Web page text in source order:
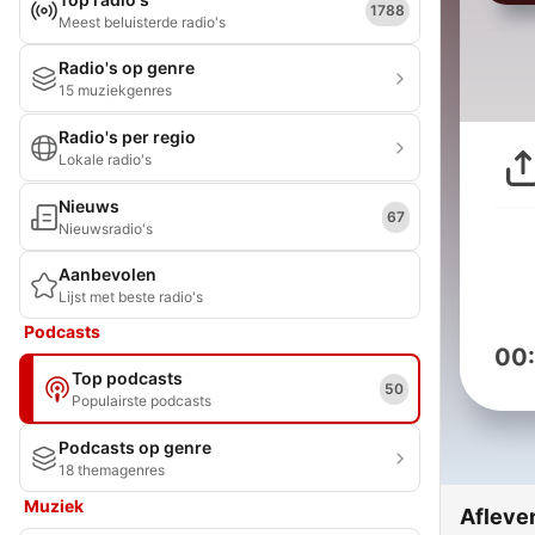
Meest beluisterde radio's
1788
Radio's op genre
15 muziekgenres
Radio's per regio
Lokale radio's
Nieuws
Nieuwsradio's
67
Aanbevolen
Lijst met beste radio's
Podcasts
Top podcasts
Populairste podcasts
50
Podcasts op genre
18 themagenres
Muziek